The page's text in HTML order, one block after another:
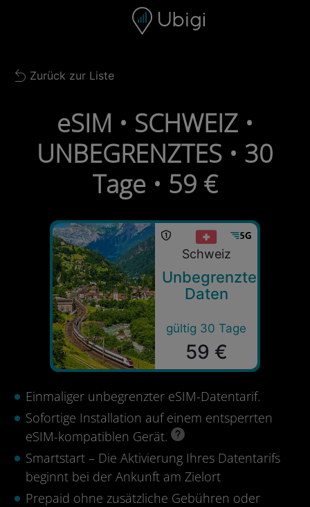
Navigationsleiste Fußzeile
Back to list
Zurück zur Liste
eSIM • SCHWEIZ •
UNBEGRENZTES • 30
Tage • 59 €
Schweiz
Unbegrenzte
Daten
gültig 30 Tage
59 €
Einmaliger unbegrenzter eSIM-Datentarif.
Sofortige Installation auf einem entsperrten
eSIM-kompatiblen Gerät.
Smartstart – Die Aktivierung Ihres Datentarifs
beginnt bei der Ankunft am Zielort
Prepaid ohne zusätzliche Gebühren oder